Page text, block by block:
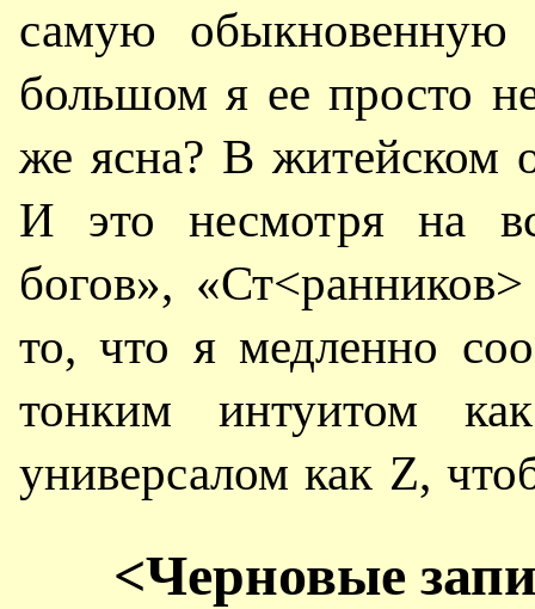
самую
большом я ее просто
же ясна? В житейском
И это несмотря на
богов»,
то, что я медленно
тонким интуитом
универсалом как Z,
<Черновые